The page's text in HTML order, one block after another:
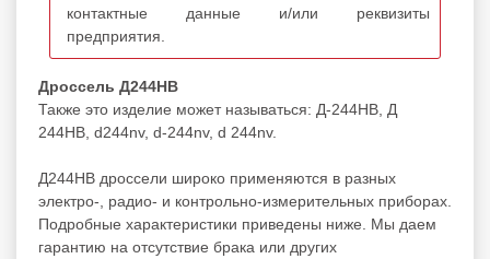
контактные данные и/или реквизиты
предприятия.
Дроссель Д244НВ
Также это изделие может называться: Д-244НВ, Д
244НВ, d244nv, d-244nv, d 244nv.
Д244НВ дроссели широко применяются в разных
электро-, радио- и контрольно-измерительных приборах.
Подробные характеристики приведены ниже. Мы даем
гарантию на отсутствие брака или других